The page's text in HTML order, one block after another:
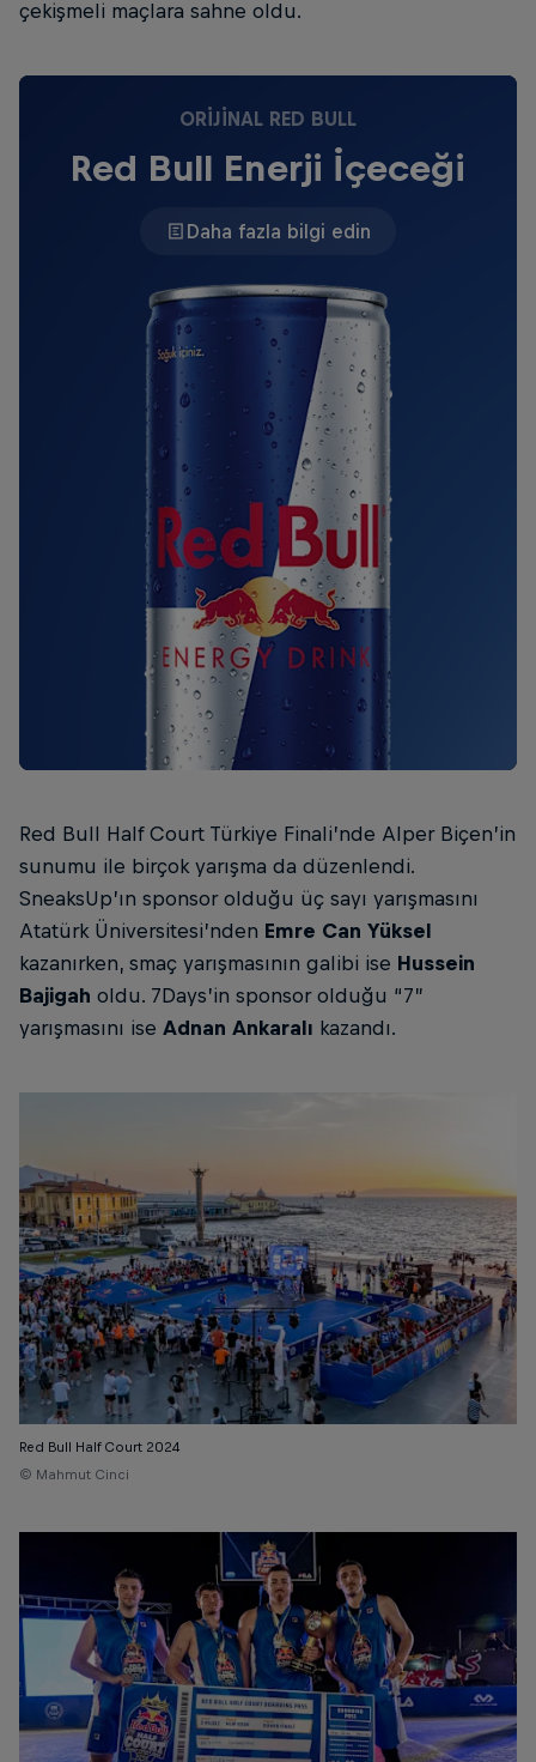
çekişmeli maçlara sahne oldu.
ORIJINAL RED BULL
Red Bull Enerji İçeceği
Daha fazla bilgi edin
Red Bull Half Court Türkiye Finali’nde Alper Biçen’in
sunumu ile birçok yarışma da düzenlendi.
SneaksUp’ın sponsor olduğu üç sayı yarışmasını
Atatürk Üniversitesi’nden Emre Can Yüksel
kazanırken, smaç yarışmasının galibi ise Hussein
Bajigah oldu. 7Days’in sponsor olduğu “7”
yarışmasını ise Adnan Ankaralı kazandı.
Red Bull Half Court 2024
© Mahmut Cinci